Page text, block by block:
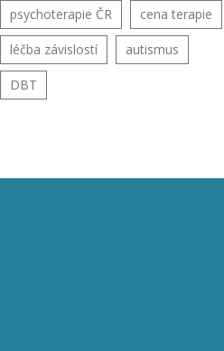
psychoterapie ČR cena terapie
léčba závislostí autismus
DBT